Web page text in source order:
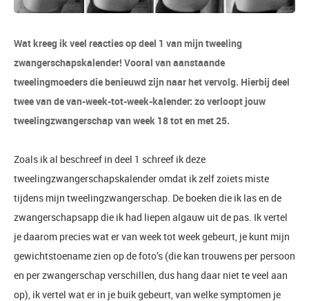
Wat kreeg ik veel reacties op deel 1 van mijn tweeling
zwangerschapskalender! Vooral van aanstaande
tweelingmoeders die benieuwd zijn naar het vervolg. Hierbij deel
twee van de van-week-tot-week-kalender: zo verloopt jouw
tweelingzwangerschap van week 18 tot en met 25.
Zoals ik al beschreef in deel 1 schreef ik deze
tweelingzwangerschapskalender omdat ik zelf zoiets miste
tijdens mijn tweelingzwangerschap. De boeken die ik las en de
zwangerschapsapp die ik had liepen algauw uit de pas. Ik vertel
je daarom precies wat er van week tot week gebeurt, je kunt mijn
gewichtstoename zien op de foto’s (die kan trouwens per persoon
en per zwangerschap verschillen, dus hang daar niet te veel aan
op), ik vertel wat er in je buik gebeurt, van welke symptomen je